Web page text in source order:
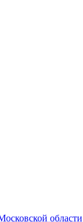
области